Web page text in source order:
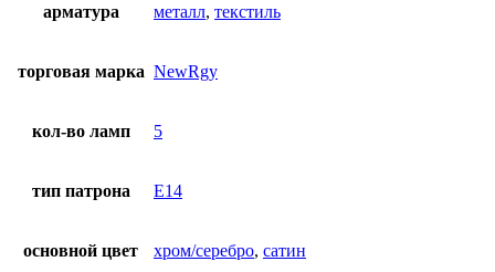
арматура металл, текстиль
торговая марка NewRgy
кол-во ламп 5
тип патрона E14
основной цвет хром/серебро, сатин